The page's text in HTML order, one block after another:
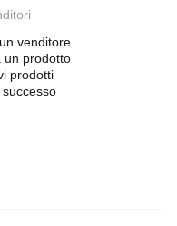
venditore
un prodotto
prodotti